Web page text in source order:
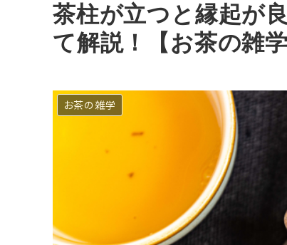
茶柱が立つと縁起が
て解説！【お茶の雑学
お茶の雑学